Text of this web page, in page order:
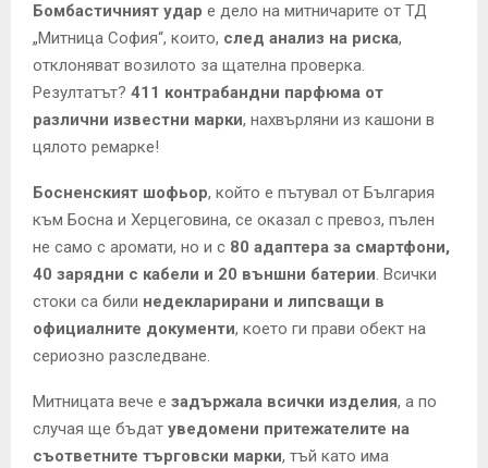
Бомбастичният удар е дело на митничарите от ТД
„Митница София“, които, след анализ на риска,
отклоняват возилото за щателна проверка.
Резултатът? 411 контрабандни парфюма от
различни известни марки, нахвърляни из кашони в
цялото ремарке!
Босненският шофьор, който е пътувал от България
към Босна и Херцеговина, се оказал с превоз, пълен
не само с аромати, но и с 80 адаптера за смартфони,
40 зарядни с кабели и 20 външни батерии. Всички
стоки са били недекларирани и липсващи в
официалните документи, което ги прави обект на
сериозно разследване.
Митницата вече е задържала всички изделия, а по
случая ще бъдат уведомени притежателите на
съответните търговски марки, тъй като има